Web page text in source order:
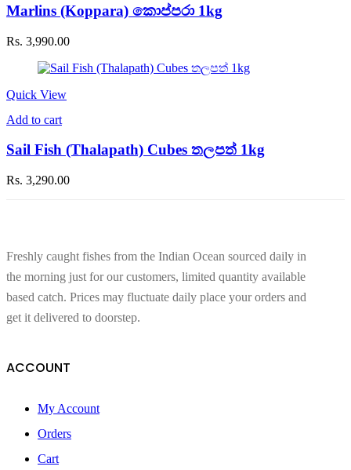
Marlins (Koppara) කොප්පරා 1kg
Rs. 3,990.00
Quick View
Add to cart
Sail Fish (Thalapath) Cubes තලපත් 1kg
Rs. 3,290.00
Freshly caught fishes from the Indian Ocean sourced daily in
the morning just for our customers, limited quantity available
based catch. Prices may fluctuate daily place your orders and
get it delivered to doorstep.
ACCOUNT
My Account
Orders
Cart